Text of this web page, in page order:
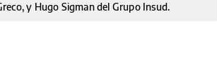
y Hugo Sigman del Grupo Insud.